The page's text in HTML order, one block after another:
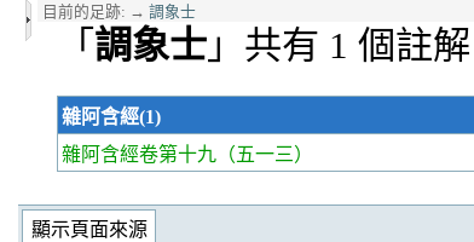
目前的足跡: → 調象士
「 調象士 」共有 1 個註解
雜阿含經(1)
雜阿含經卷第十九 （五一三）